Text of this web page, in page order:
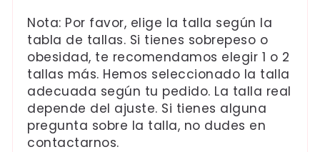
Nota: Por favor, elige la talla según la
tabla de tallas. Si tienes sobrepeso o
obesidad, te recomendamos elegir 1 o 2
tallas más. Hemos seleccionado la talla
adecuada según tu pedido. La talla real
depende del ajuste. Si tienes alguna
pregunta sobre la talla, no dudes en
contactarnos.